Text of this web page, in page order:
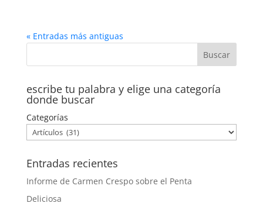
« Entradas más antiguas
escribe tu palabra y elige una categoría
donde buscar
Categorías
Entradas recientes
Informe de Carmen Crespo sobre el Penta
Deliciosa